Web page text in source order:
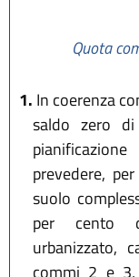
Quota
1. In coerenza
saldo zero
prevedere,
suolo
per cento
urbanizzato,
commi 2 e